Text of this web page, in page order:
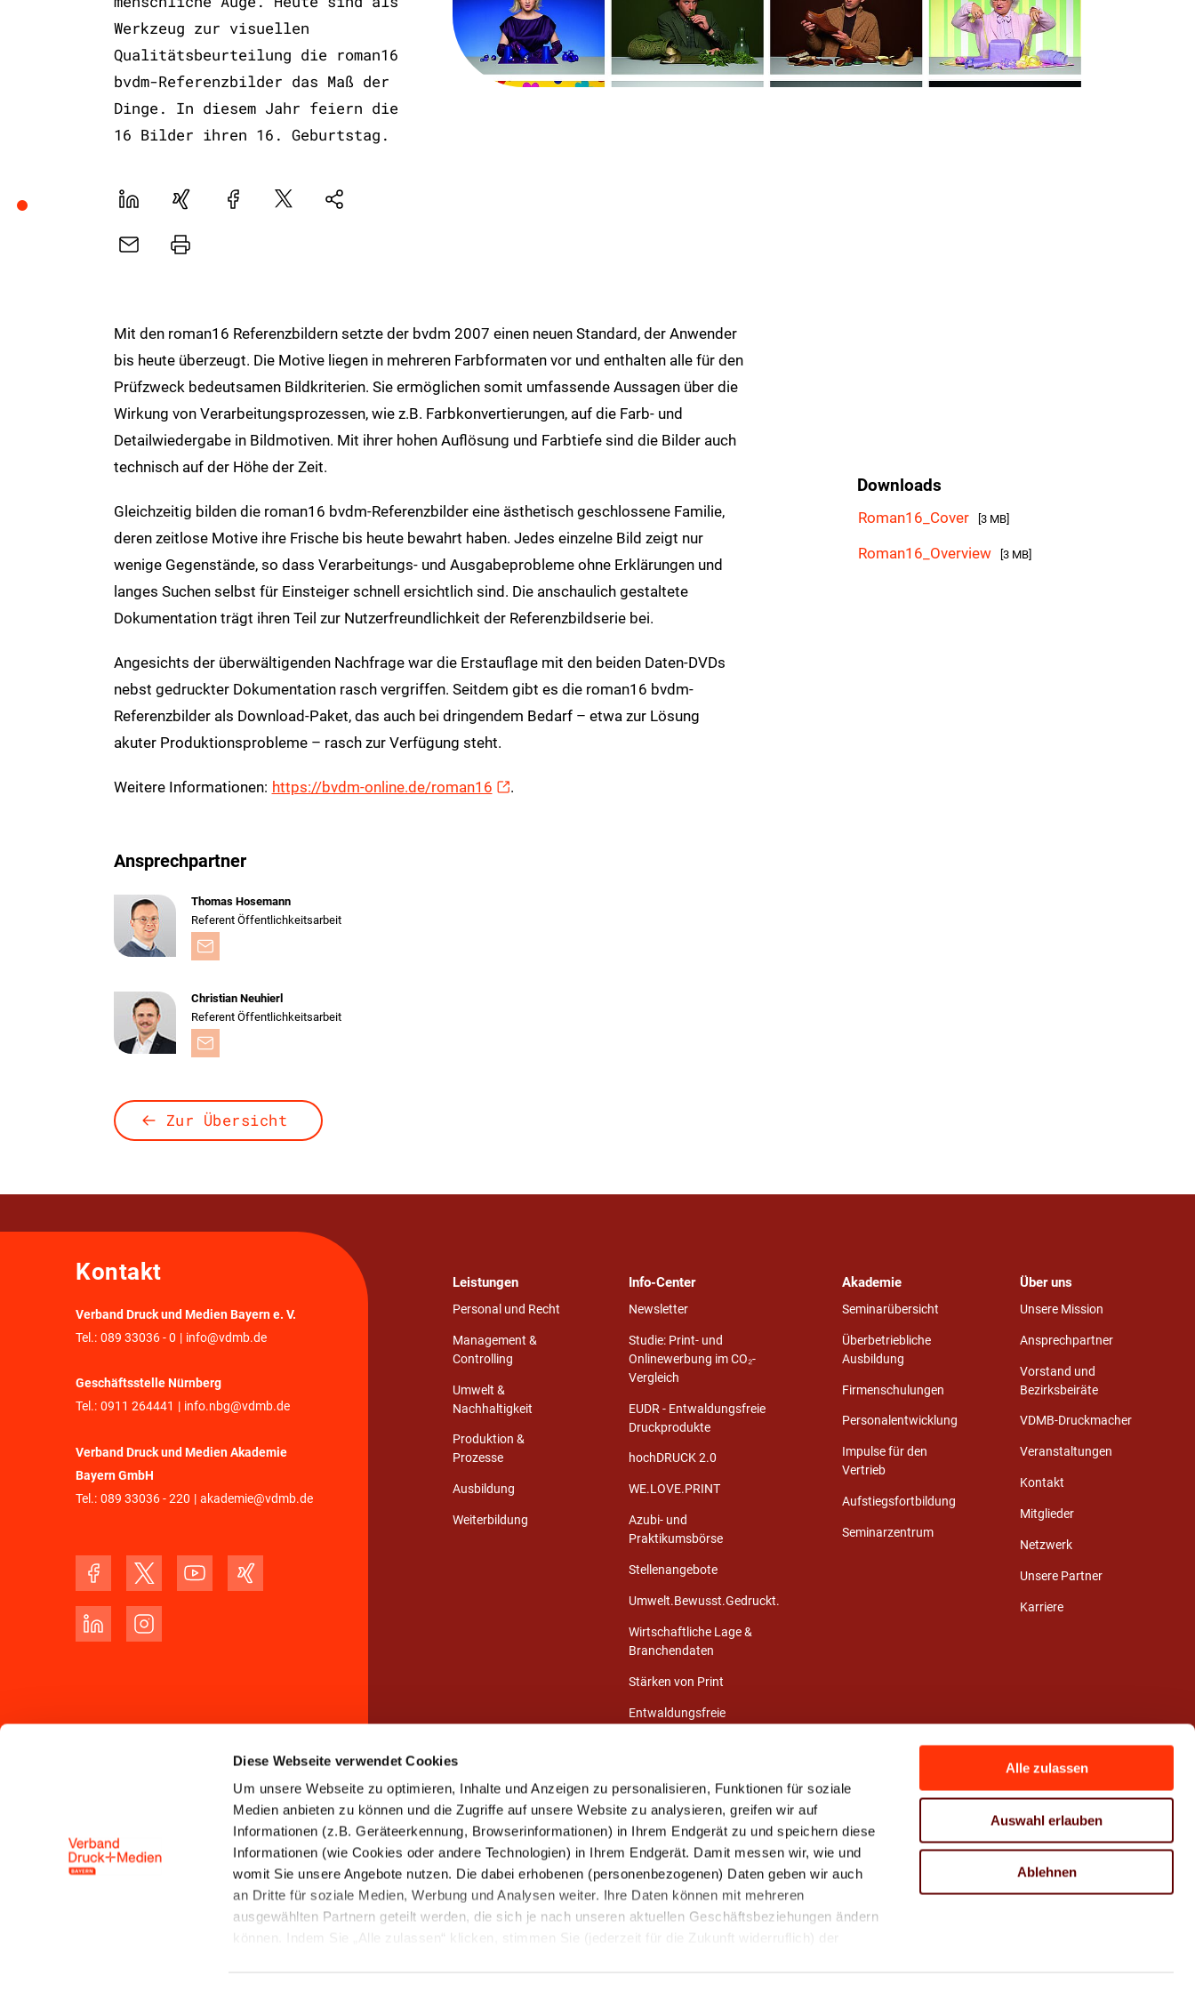
Diese Webseite verwendet Cookies
Um unsere Webseite zu optimieren, Inhalte und Anzeigen zu personalisieren, Funktionen für soziale
Medien anbieten zu können und die Zugriffe auf unsere Website zu analysieren, greifen wir auf
Informationen (z.B. Geräteerkennung, Browserinformationen) in Ihrem Endgerät zu und speichern diese
Informationen (wie Cookies oder andere Technologien) in Ihrem Endgerät. Damit messen wir, wie und
womit Sie unsere Angebote nutzen. Die dabei erhobenen (personenbezogenen) Daten geben wir auch
an Dritte für soziale Medien, Werbung und Analysen weiter. Ihre Daten können mit mehreren
ausgewählten Partnern geteilt werden, die sich je nach unseren aktuellen Geschäftsbeziehungen ändern
können. Indem Sie „Alle zulassen“ klicken, stimmen Sie (jederzeit für die Zukunft widerruflich) der
Alle zulassen
Auswahl erlauben
Ablehnen
Werkzeug zur visuellen
Qualitätsbeurteilung die roman16
bvdm-Referenzbilder das Maß der
Dinge. In diesem Jahr feiern die
16 Bilder ihren 16. Geburtstag.
LinekdInXing FacebookPlattformNatives
E-
Drucker
Mit den roman16 Referenzbildern setzte der bvdm 2007 einen neuen Standard, der Anwender
bis heute überzeugt. Die Motive liegen in mehreren Farbformaten vor und enthalten alle für den
Prüfzweck bedeutsamen Bildkriterien. Sie ermöglichen somit umfassende Aussagen über die
Wirkung von Verarbeitungsprozessen, wie z.B. Farbkonvertierungen, auf die Farb- und
Detailwiedergabe in Bildmotiven. Mit ihrer hohen Auflösung und Farbtiefe sind die Bilder auch
technisch auf der Höhe der Zeit.
Gleichzeitig bilden die roman16 bvdm-Referenzbilder eine ästhetisch geschlossene Familie,
deren zeitlose Motive ihre Frische bis heute bewahrt haben. Jedes einzelne Bild zeigt nur
wenige Gegenstände, so dass Verarbeitungs- und Ausgabeprobleme ohne Erklärungen und
langes Suchen selbst für Einsteiger schnell ersichtlich sind. Die anschaulich gestaltete
Dokumentation trägt ihren Teil zur Nutzerfreundlichkeit der Referenzbildserie bei.
Angesichts der überwältigenden Nachfrage war die Erstauflage mit den beiden Daten-DVDs
nebst gedruckter Dokumentation rasch vergriffen. Seitdem gibt es die roman16 bvdm-
Referenzbilder als Download-Paket, das auch bei dringendem Bedarf – etwa zur Lösung
akuter Produktionsprobleme – rasch zur Verfügung steht.
Weitere Informationen: https://bvdm-online.de/roman16 .
Ansprechpartner
Thomas Hosemann
Referent Öffentlichkeitsarbeit
Christian Neuhierl
Referent Öffentlichkeitsarbeit
Downloads
Roman16_Cover [3 MB]
Roman16_Overview [3 MB]
Zur Übersicht
Kontakt
Verband Druck und Medien Bayern e. V.
Tel.: 089 33036 - 0 | info@vdmb.de
Geschäftsstelle Nürnberg
Tel.: 0911 264441 | info.nbg@vdmb.de
Verband Druck und Medien Akademie
Bayern GmbH
Tel.: 089 33036 - 220 | akademie@vdmb.de
Leistungen
Personal und Recht
Management &
Controlling
Umwelt &
Nachhaltigkeit
Produktion &
Prozesse
Ausbildung
Weiterbildung
Info-Center
Newsletter
Studie: Print- und
Onlinewerbung im CO₂-
Vergleich
EUDR - Entwaldungsfreie
Druckprodukte
hochDRUCK 2.0
WE.LOVE.PRINT
Azubi- und
Praktikumsbörse
Stellenangebote
Umwelt.Bewusst.Gedruckt.
Wirtschaftliche Lage &
Branchendaten
Stärken von Print
Entwaldungsfreie
Publikationen
Akademie
Seminarübersicht
Überbetriebliche
Ausbildung
Firmenschulungen
Personalentwicklung
Impulse für den
Vertrieb
Aufstiegsfortbildung
Seminarzentrum
Über uns
Unsere Mission
Ansprechpartner
Vorstand und
Bezirksbeiräte
VDMB-Druckmacher
Veranstaltungen
Kontakt
Mitglieder
Netzwerk
Unsere Partner
Karriere
Mitglied werden
Ihre Mitgliedervorteile